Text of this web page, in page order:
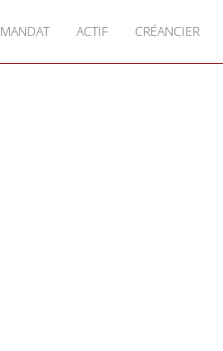
MANDAT ACTIF CRÉANCIER